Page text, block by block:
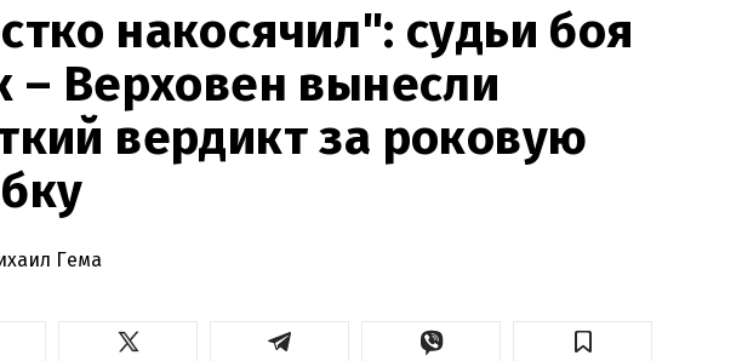
накосячил": судьи боя
– Верховен вынесли
вердикт за роковую
Гема